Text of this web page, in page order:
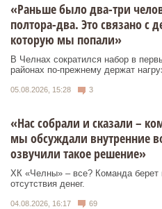
«Раньше было два-три
полтора-два. Это связано с
которую мы попали»
В Челнах сократился набор в
районах по-прежнему держат
05.08.2026, 15:28 3
«Нас собрали и сказали –
мы обсуждали внутренние
озвучили такое решение»
ХК «Челны» – все? Команда берет
отсутствия денег.
04.08.2026, 16:17 69